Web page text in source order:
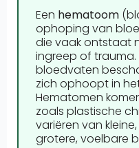
Een hematoom
ophoping van
die vaak ontstaat
ingreep of
bloedvaten
zich ophoopt in
Hematomen
zoals plastische
variëren van
grotere, voelbare